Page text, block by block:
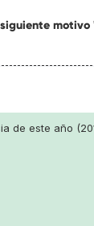
de este año